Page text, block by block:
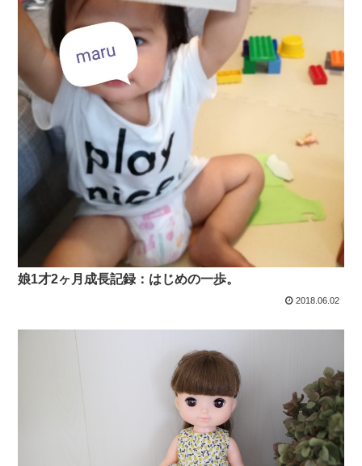
娘1才2ヶ月成長記録：はじめの一歩。
2018.06.02